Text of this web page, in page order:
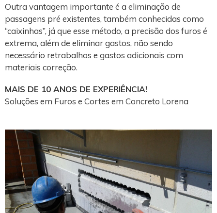
Outra vantagem importante é a eliminação de
passagens pré existentes, também conhecidas como
“caixinhas”, já que esse método, a precisão dos furos é
extrema, além de eliminar gastos, não sendo
necessário retrabalhos e gastos adicionais com
materiais correção.
MAIS DE 10 ANOS DE EXPERIÊNCIA!
Soluções em Furos e Cortes em Concreto Lorena